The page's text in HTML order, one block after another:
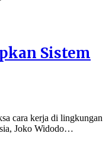
Sistem
cara kerja di lingkungan
Joko Widodo…